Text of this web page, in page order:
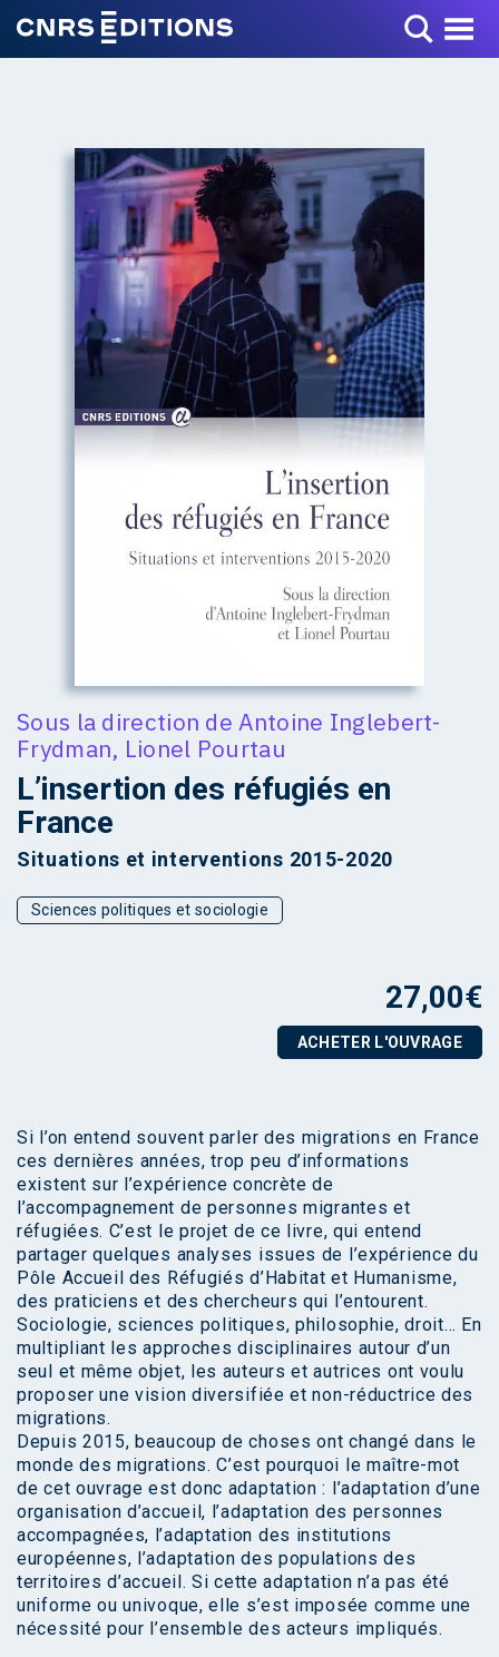
Toggle Menu
+
Sous la direction deAntoine Inglebert-
Frydman, Lionel Pourtau
L’insertion des réfugiés en
France
Situations et interventions 2015-2020
Sciences politiques et sociologie
27,00€
ACHETER L'OUVRAGE
Si l’on entend souvent parler des migrations en France
ces dernières années, trop peu d’informations
existent sur l’expérience concrète de
l’accompagnement de personnes migrantes et
réfugiées. C’est le projet de ce livre, qui entend
partager quelques analyses issues de l’expérience du
Pôle Accueil des Réfugiés d’Habitat et Humanisme,
des praticiens et des chercheurs qui l’entourent.
Sociologie, sciences politiques, philosophie, droit… En
multipliant les approches disciplinaires autour d’un
seul et même objet, les auteurs et autrices ont voulu
proposer une vision diversifiée et non-réductrice des
migrations.
Depuis 2015, beaucoup de choses ont changé dans le
monde des migrations. C’est pourquoi le maître-mot
de cet ouvrage est donc adaptation : l’adaptation d’une
organisation d’accueil, l’adaptation des personnes
accompagnées, l’adaptation des institutions
européennes, l’adaptation des populations des
territoires d’accueil. Si cette adaptation n’a pas été
uniforme ou univoque, elle s’est imposée comme une
nécessité pour l’ensemble des acteurs impliqués.